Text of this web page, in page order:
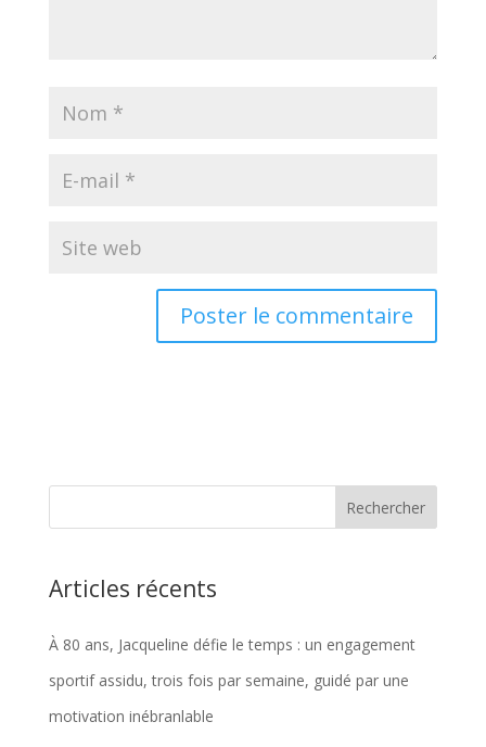
Articles récents
À 80 ans, Jacqueline défie le temps : un engagement
sportif assidu, trois fois par semaine, guidé par une
motivation inébranlable